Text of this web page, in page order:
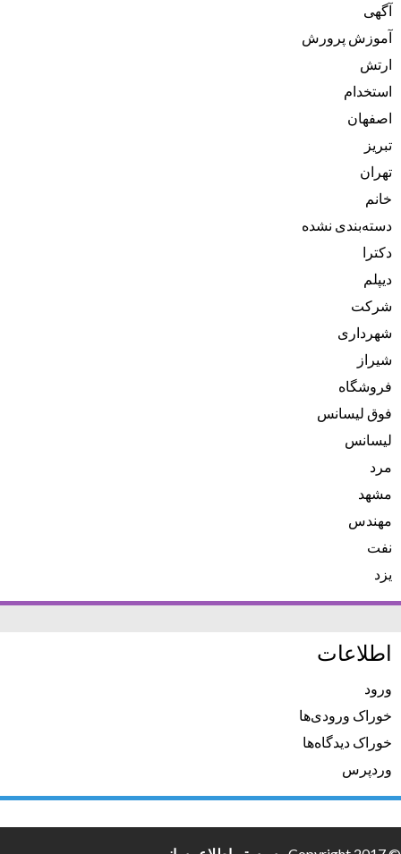
آگهی
آموزش پرورش
ارتش
استخدام
اصفهان
تبریز
تهران
خانم
دسته‌بندی نشده
دکترا
دیپلم
شرکت
شهرداری
شیراز
فروشگاه
فوق لیسانس
لیسانس
مرد
مشهد
مهندس
نفت
یزد
اطلاعات
ورود
خوراک ورودی‌ها
خوراک دیدگاه‌ها
وردپرس